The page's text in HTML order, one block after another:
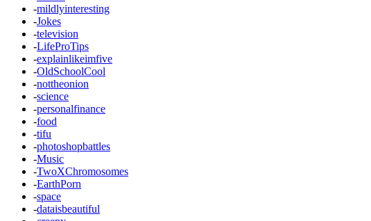
-mildlyinteresting
-Jokes
-television
-LifeProTips
-explainlikeimfive
-OldSchoolCool
-nottheonion
-science
-personalfinance
-food
-tifu
-photoshopbattles
-Music
-TwoXChromosomes
-EarthPorn
-space
-dataisbeautiful